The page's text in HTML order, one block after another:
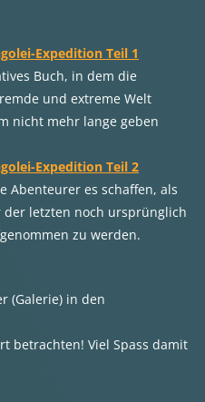
Expedition Teil 1
Buch, in dem die
und extreme Welt
nicht mehr lange geben
Expedition Teil 2
Abenteurer es schaffen, als
letzten noch ursprünglich
zu werden.
(Galerie) in den
betrachten! Viel Spass damit